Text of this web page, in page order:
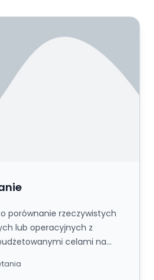
porównanie rzeczywistych
lub operacyjnych z
celami na